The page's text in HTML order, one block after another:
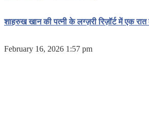
शाहरुख खान की पत्नी के लग्ज़री रिज़ॉर्ट में एक
February 16, 2026 1:57 pm